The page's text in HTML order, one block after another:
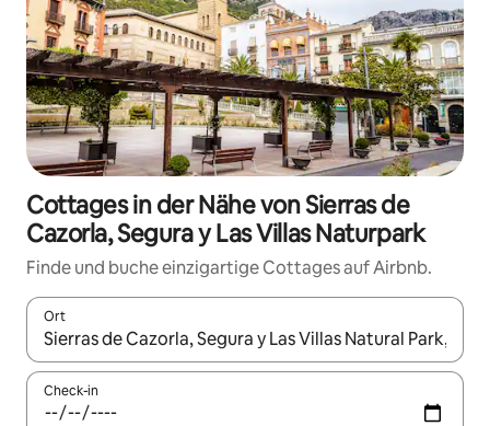
Cottages in der Nähe von Sierras de
Cazorla, Segura y Las Villas Naturpark
Finde und buche einzigartige Cottages auf Airbnb.
Ort
Wenn Ergebnisse verfügbar sind, navigiere mit den
Check-in